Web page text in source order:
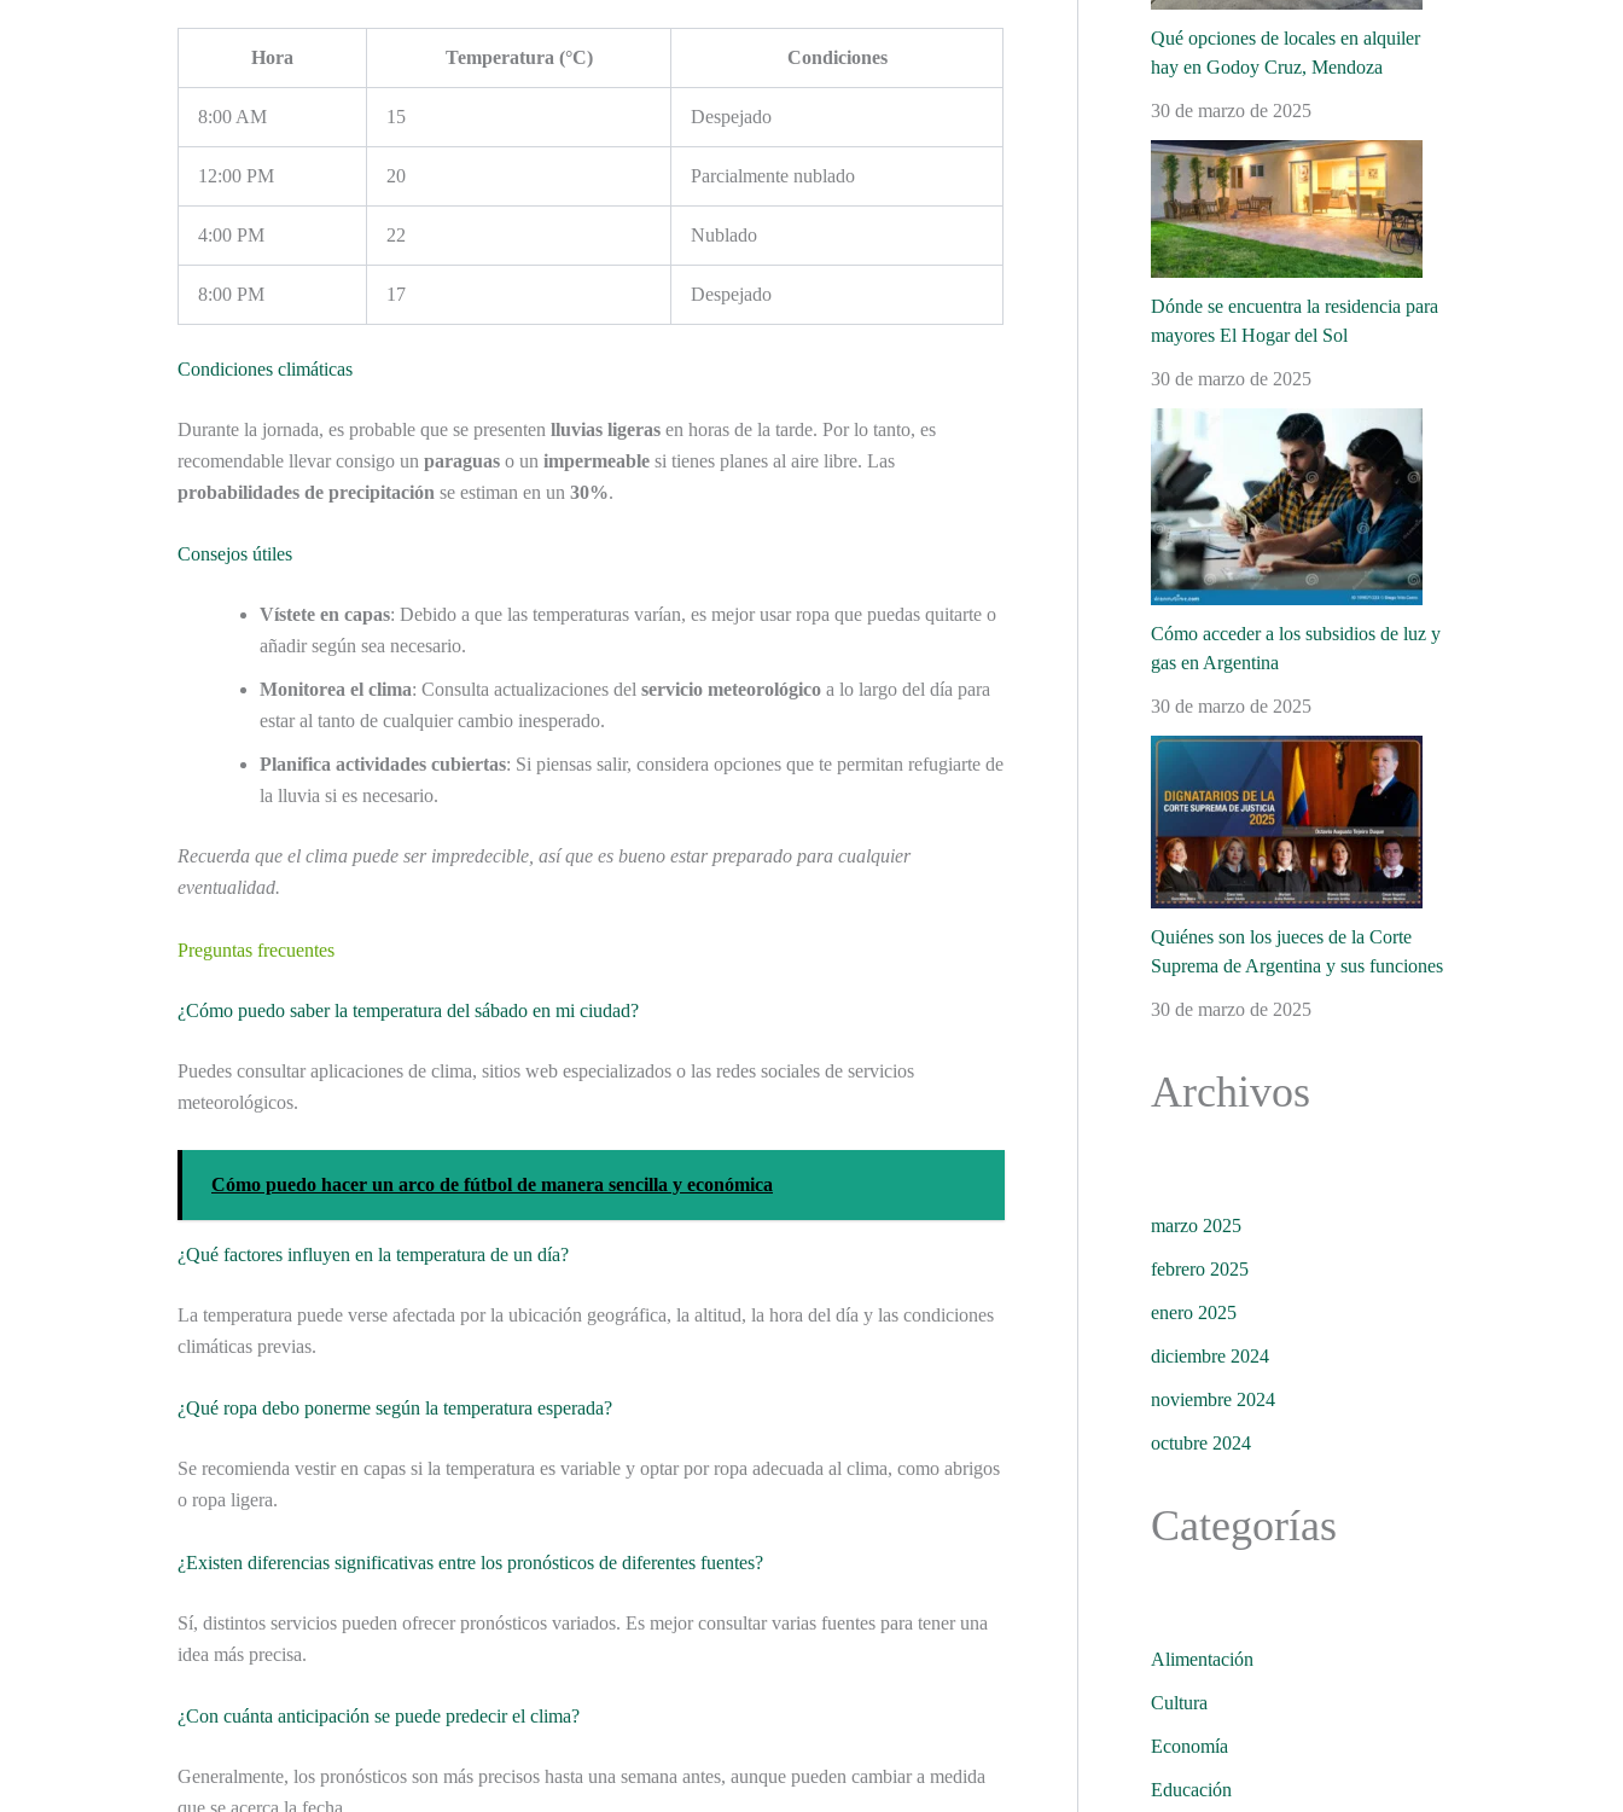
Hora Temperatura (°C) Condiciones
8:00 AM 15 Despejado
12:00 PM 20 Parcialmente nublado
4:00 PM 22 Nublado
8:00 PM 17 Despejado
Condiciones climáticas
Durante la jornada, es probable que se presenten lluvias ligeras en horas de la tarde. Por lo tanto, es
recomendable llevar consigo un paraguas o un impermeable si tienes planes al aire libre. Las
probabilidades de precipitación se estiman en un 30%.
Consejos útiles
Vístete en capas: Debido a que las temperaturas varían, es mejor usar ropa que puedas quitarte o
añadir según sea necesario.
Monitorea el clima: Consulta actualizaciones del servicio meteorológico a lo largo del día para
estar al tanto de cualquier cambio inesperado.
Planifica actividades cubiertas: Si piensas salir, considera opciones que te permitan refugiarte de
la lluvia si es necesario.
Recuerda que el clima puede ser impredecible, así que es bueno estar preparado para cualquier
eventualidad.
Preguntas frecuentes
¿Cómo puedo saber la temperatura del sábado en mi ciudad?
Puedes consultar aplicaciones de clima, sitios web especializados o las redes sociales de servicios
meteorológicos.
Cómo puedo hacer un arco de fútbol de manera sencilla y económica
¿Qué factores influyen en la temperatura de un día?
La temperatura puede verse afectada por la ubicación geográfica, la altitud, la hora del día y las condiciones
climáticas previas.
¿Qué ropa debo ponerme según la temperatura esperada?
Se recomienda vestir en capas si la temperatura es variable y optar por ropa adecuada al clima, como abrigos
o ropa ligera.
¿Existen diferencias significativas entre los pronósticos de diferentes fuentes?
Sí, distintos servicios pueden ofrecer pronósticos variados. Es mejor consultar varias fuentes para tener una
idea más precisa.
¿Con cuánta anticipación se puede predecir el clima?
Generalmente, los pronósticos son más precisos hasta una semana antes, aunque pueden cambiar a medida
Qué opciones de locales en alquiler
hay en Godoy Cruz, Mendoza
30 de marzo de 2025
Dónde se encuentra la residencia para
mayores El Hogar del Sol
30 de marzo de 2025
Cómo acceder a los subsidios de luz y
gas en Argentina
30 de marzo de 2025
Quiénes son los jueces de la Corte
Suprema de Argentina y sus funciones
30 de marzo de 2025
Archivos
marzo 2025
febrero 2025
enero 2025
diciembre 2024
noviembre 2024
octubre 2024
Categorías
Alimentación
Cultura
Economía
Educación